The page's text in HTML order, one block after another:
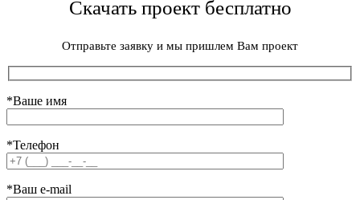
Скачать проект бесплатно
Отправьте заявку и мы пришлем Вам проект
*Ваше имя
*Телефон
*Ваш e-mail